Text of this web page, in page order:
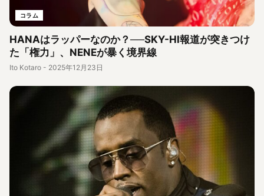
コラム
HANAはラッパーなのか？──SKY-HI報道が突きつけ
た「権力」、NENEが暴く境界線
Ito Kotaro - 2025年12月23日